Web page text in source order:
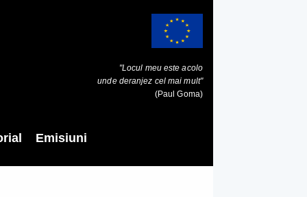
"Locul meu este acolo
unde deranjez cel mai mult"
(Paul Goma)
Emisiuni